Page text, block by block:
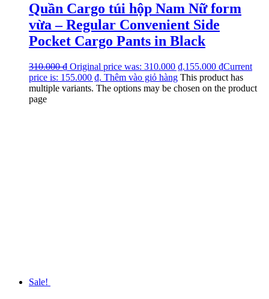
Quần Cargo túi hộp Nam Nữ form
vừa – Regular Convenient Side
Pocket Cargo Pants in Black
310.000₫ Original price was: 310.000 ₫.155.000 ₫Current
price is: 155.000 ₫. Thêm vào giỏ hàng This product has
multiple variants. The options may be chosen on the product
page
Sale!